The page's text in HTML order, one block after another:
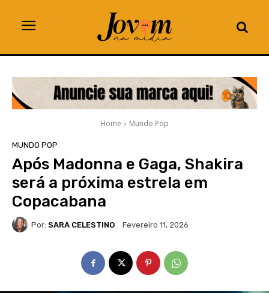
Home Mundo Pop
MUNDO POP
Após Madonna e Gaga, Shakira
será a próxima estrela em
Copacabana
Por: SARA CELESTINO Fevereiro 11, 2026